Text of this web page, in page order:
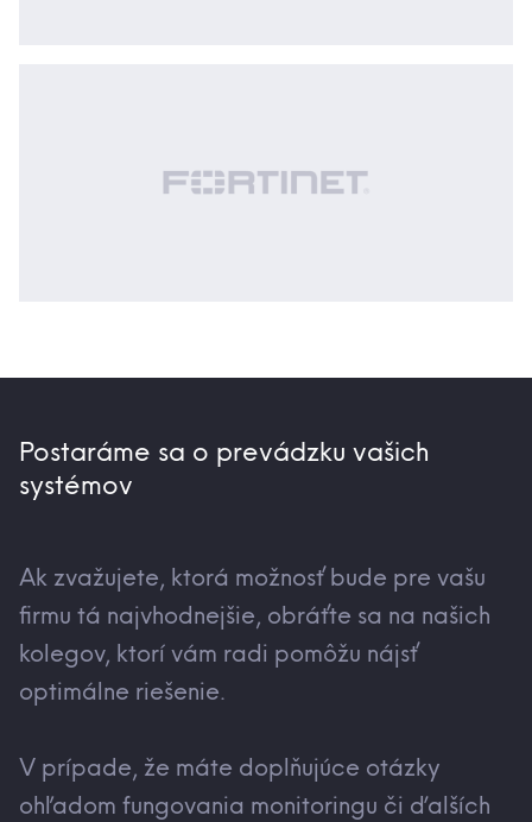
Postaráme sa o prevádzku vašich
systémov
Ak zvažujete, ktorá možnosť bude pre vašu
firmu tá najvhodnejšie, obráťte sa na našich
kolegov, ktorí vám radi pomôžu nájsť
optimálne riešenie.
V prípade, že máte doplňujúce otázky
ohľadom fungovania monitoringu či ďalších